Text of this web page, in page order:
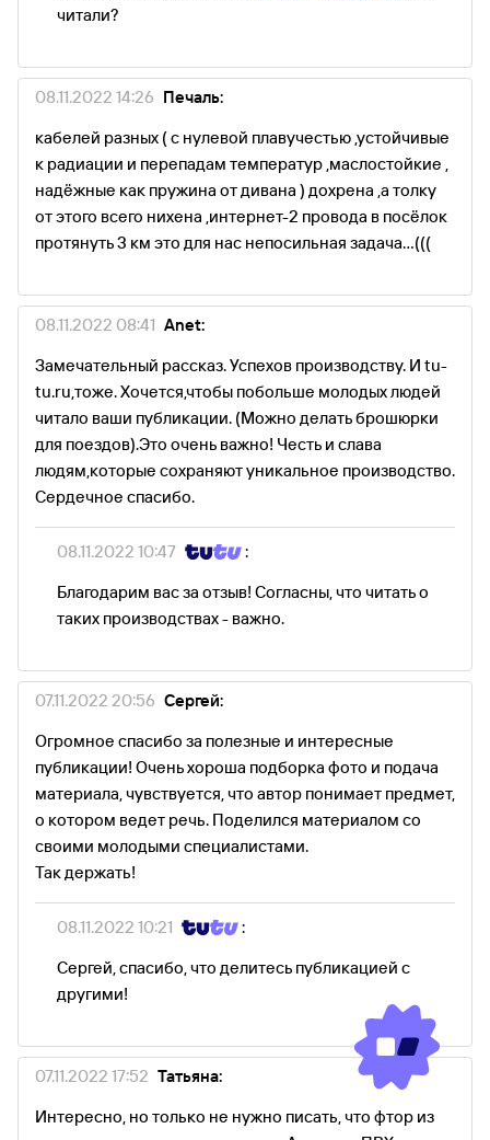
читали?
08.11.2022 14:26 Печаль:
кабелей разных ( с нулевой плавучестью ,устойчивые
к радиации и перепадам температур ,маслостойкие ,
надёжные как пружина от дивана ) дохрена ,а толку
от этого всего нихена ,интернет-2 провода в посёлок
протянуть 3 км это для нас непосильная задача...(((
08.11.2022 08:41 Anet:
Замечательный рассказ. Успехов производству. И tu-
tu.ru,тоже. Хочется,чтобы побольше молодых людей
читало ваши публикации. (Можно делать брошюрки
для поездов).Это очень важно! Честь и слава
людям,которые сохраняют уникальное производство.
Сердечное спасибо.
08.11.2022 10:47
:
Благодарим вас за отзыв! Согласны, что читать о
таких производствах - важно.
07.11.2022 20:56 Сергей:
Огромное спасибо за полезные и интересные
публикации! Очень хороша подборка фото и подача
материала, чувствуется, что автор понимает предмет,
о котором ведет речь. Поделился материалом со
своими молодыми специалистами.
Так держать!
08.11.2022 10:21
:
Сергей, спасибо, что делитесь публикацией с
другими!
07.11.2022 17:52 Татьяна:
Интересно, но только не нужно писать, что фтор из